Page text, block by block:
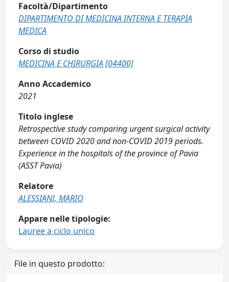
Facoltà/Dipartimento
DIPARTIMENTO DI MEDICINA INTERNA E TERAPIA
MEDICA
Corso di studio
MEDICINA E CHIRURGIA [04400]
Anno Accademico
2021
Titolo inglese
Retrospective study comparing urgent surgical activity
between COVID 2020 and non-COVID 2019 periods.
Experience in the hospitals of the province of Pavia
(ASST Pavia)
Relatore
ALESSIANI, MARIO
Appare nelle tipologie:
Lauree a ciclo unico
File in questo prodotto: